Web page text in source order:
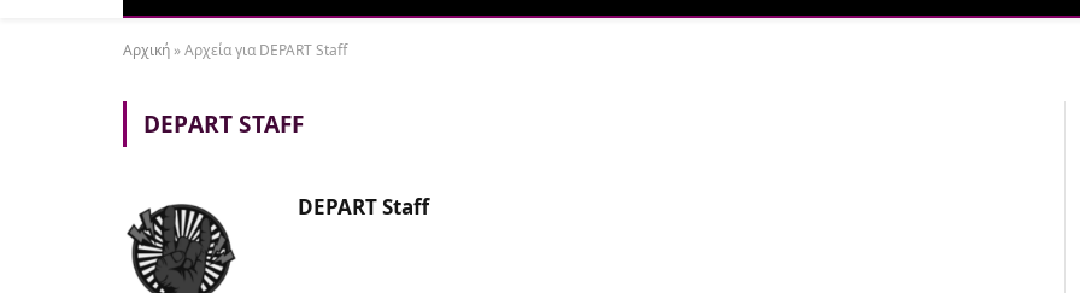
Αρχική »Αρχεία για DEPART Staff
DEPART STAFF
DEPART Staff